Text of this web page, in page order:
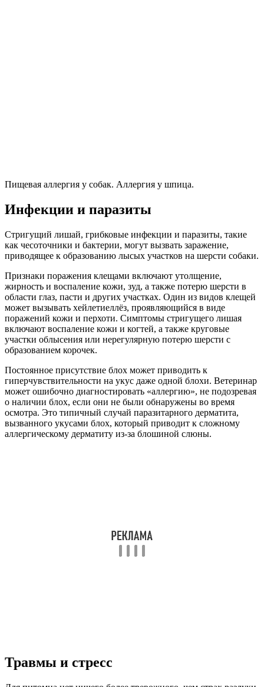
Пищевая аллергия у собак. Аллергия у шпица.
Инфекции и паразиты
Стригущий лишай, грибковые инфекции и паразиты, такие
как чесоточники и бактерии, могут вызвать заражение,
приводящее к образованию лысых участков на шерсти собаки.
Признаки поражения клещами включают утолщение,
жирность и воспаление кожи, зуд, а также потерю шерсти в
области глаз, пасти и других участках. Один из видов клещей
может вызывать хейлетиеллёз, проявляющийся в виде
поражений кожи и перхоти. Симптомы стригущего лишая
включают воспаление кожи и когтей, а также круговые
участки облысения или нерегулярную потерю шерсти с
образованием корочек.
Постоянное присутствие блох может приводить к
гиперчувствительности на укус даже одной блохи. Ветеринар
может ошибочно диагностировать «аллергию», не подозревая
о наличии блох, если они не были обнаружены во время
осмотра. Это типичный случай паразитарного дерматита,
вызванного укусами блох, который приводит к сложному
аллергическому дерматиту из-за блошиной слюны.
Травмы и стресс